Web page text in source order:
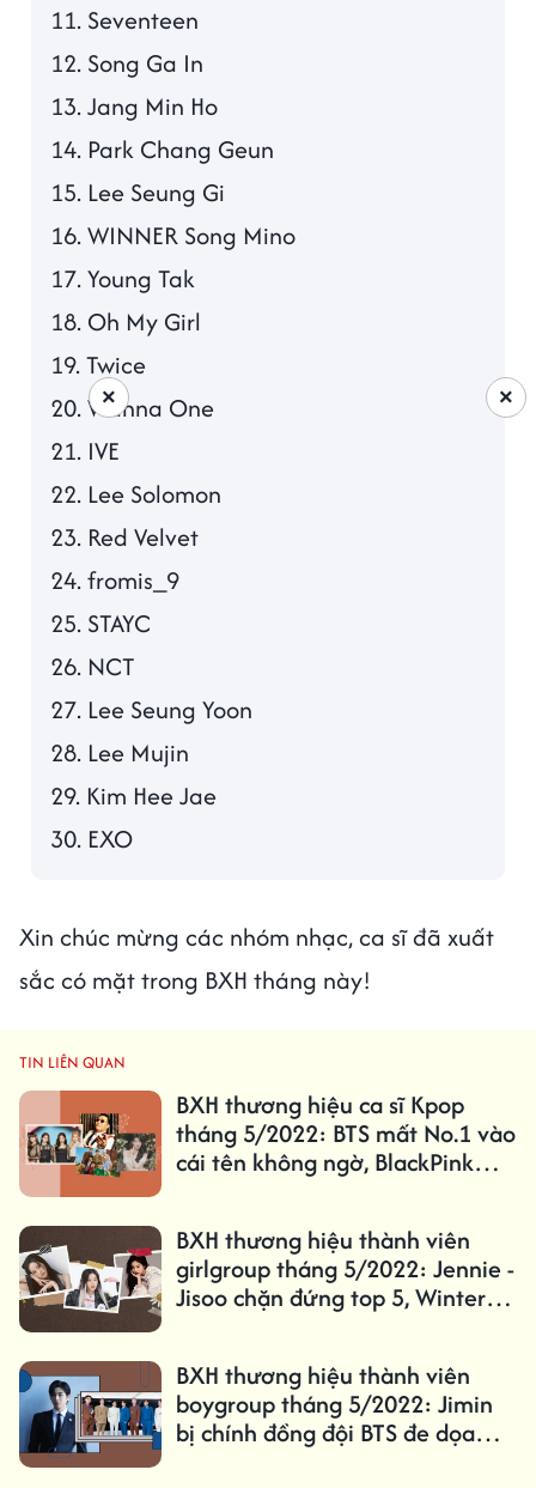
11. Seventeen
12. Song Ga In
13. Jang Min Ho
14. Park Chang Geun
15. Lee Seung Gi
16. WINNER Song Mino
17. Young Tak
18. Oh My Girl
19. Twice
20. Wanna One
21. IVE
22. Lee Solomon
23. Red Velvet
24. fromis_9
25. STAYC
26. NCT
27. Lee Seung Yoon
28. Lee Mujin
29. Kim Hee Jae
30. EXO
Xin chúc mừng các nhóm nhạc, ca sĩ đã xuất
sắc có mặt trong BXH tháng này!
TIN LIÊN QUAN
BXH thương hiệu ca sĩ Kpop
tháng 5/2022: BTS mất No.1 vào
cái tên không ngờ, BlackPink
BXH thương hiệu thành viên
girlgroup tháng 5/2022: Jennie -
Jisoo chặn đứng top 5, Winter
BXH thương hiệu thành viên
boygroup tháng 5/2022: Jimin
bị chính đồng đội BTS đe dọa
×
×